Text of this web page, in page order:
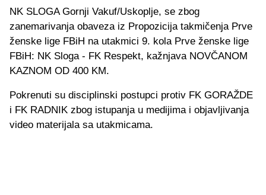
NK SLOGA Gornji Vakuf/Uskoplje, se zbog
zanemarivanja obaveza iz Propozicija takmičenja Prve
ženske lige FBiH na utakmici 9. kola Prve ženske lige
FBiH: NK Sloga - FK Respekt, kažnjava NOVČANOM
KAZNOM OD 400 KM.
Pokrenuti su disciplinski postupci protiv FK GORAŽDE
i FK RADNIK zbog istupanja u medijima i objavljivanja
video materijala sa utakmicama.